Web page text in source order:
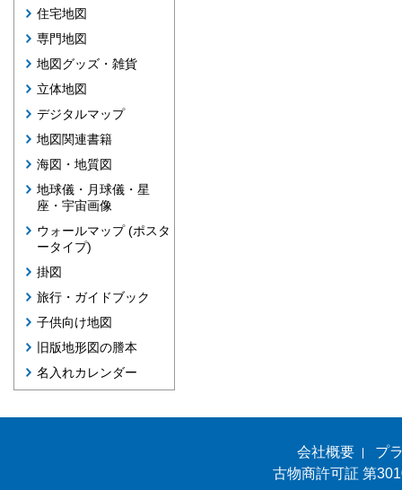
住宅地図
専門地図
地図グッズ・雑貨
立体地図
デジタルマップ
地図関連書籍
海図・地質図
地球儀・月球儀・星
座・宇宙画像
ウォールマップ (ポスタ
ータイプ)
掛図
旅行・ガイドブック
子供向け地図
旧版地形図の謄本
名入れカレンダー
会社概要
プ
古物商許可証 第